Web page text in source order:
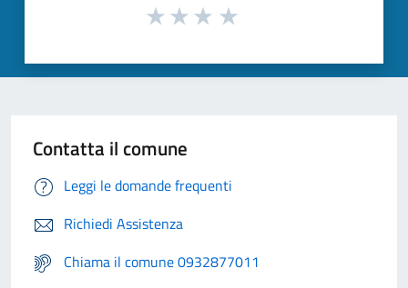
Contatta il comune
Leggi le domande frequenti
Richiedi Assistenza
Chiama il comune 0932877011